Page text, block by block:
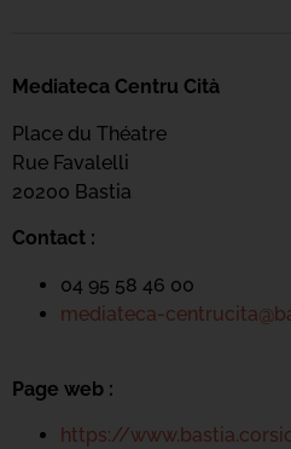
Mediateca Centru Cità
Place du Théatre
Rue Favalelli
20200 Bastia
Contact :
04 95 58 46 00
mediateca-
Page web :
https://